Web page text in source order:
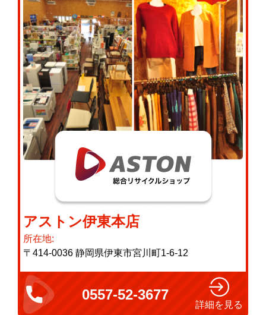
アストン伊東本店
所在地:
〒414-0036 静岡県伊東市宮川町1-6-12
0557-52-3677
詳細を見る